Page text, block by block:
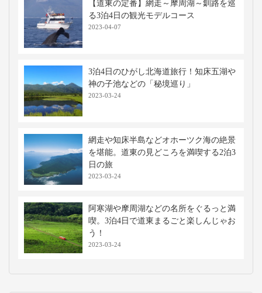
【道東の定番】網走～摩周湖～釧路を巡
る3泊4日の観光モデルコース
2023-04-07
3泊4日のひがし北海道旅行！知床五湖や
神の子池などの「秘境巡り」
2023-03-24
網走や知床半島などオホーツク海の絶景
を堪能。道東の見どころを満喫する2泊3
日の旅
2023-03-24
阿寒湖や摩周湖などの名所をぐるっと満
喫。3泊4日で道東まるごと楽しんじゃお
う！
2023-03-24